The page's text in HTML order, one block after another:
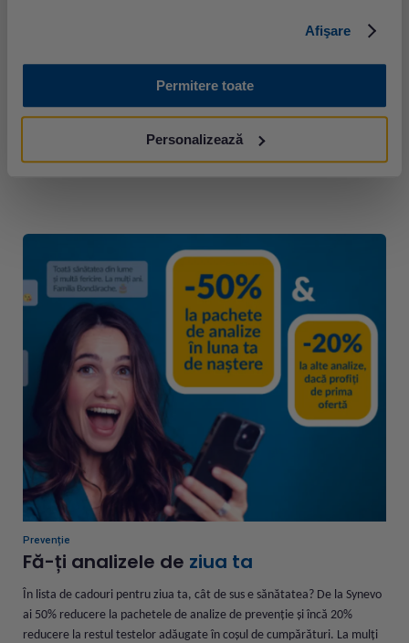
Afişare
Permitere toate
Personalizează
Accesează rezultatele
Prevenție
Fă-ți analizele de ziua ta
În lista de cadouri pentru ziua ta, cât de sus e sănătatea? De la Synevo
ai 50% reducere la pachetele de analize de prevenție și încă 20%
reducere la restul testelor adăugate în coșul de cumpărături. La mulți